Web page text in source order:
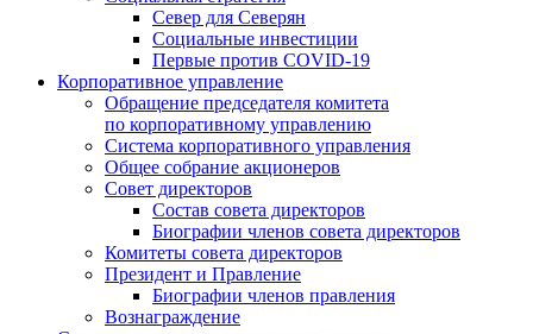
Север для Северян
Социальные инвестиции
Первые против COVID‑19
Корпоративное управление
Обращение председателя комитета
по корпоративному управлению
Система корпоративного управления
Общее собрание акционеров
Совет директоров
Состав совета директоров
Биографии членов совета директоров
Комитеты совета директоров
Президент и Правление
Биографии членов правления
Вознаграждение